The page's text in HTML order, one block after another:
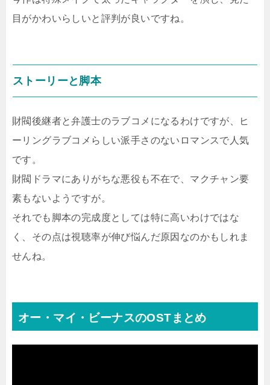
目がかわいらしいと評判が良いですね。
ストーリーと脚本
財閥後継者と弁護士のラブコメになるわけですが、ヒ
ーリングラブコメらしい派手さのないロマンスで人気
です。
財閥ドラマにありがちな悪役も不在で、マクチャン要
素もないようですが。
それでも脚本の完成度としては特に高いわけではな
く、その点は視聴率が伸び悩んだ原因なのかもしれま
せんね。
オー・マイ・ビーナスのOSTまとめ